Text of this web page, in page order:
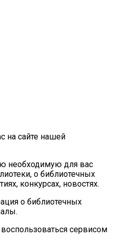
на сайте нашей
необходимую для вас
о библиотечных
конкурсах, новостях.
о библиотечных
сервисом